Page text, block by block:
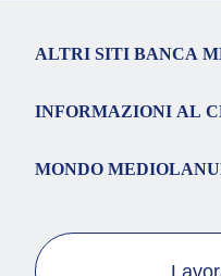
ALTRI SITI BANCA
INFORMAZIONI AL
MONDO